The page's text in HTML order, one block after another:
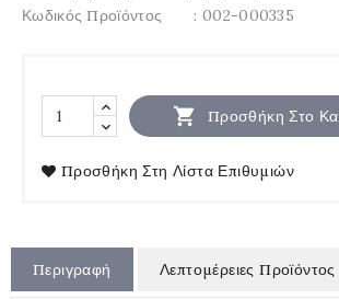
Κωδικός Προϊόντος
: 002-000335
 Προσθήκη Στο
Προσθήκη Στη Λίστα Επιθυμιών
Περιγραφή Λεπτομέρειες Προϊόντος